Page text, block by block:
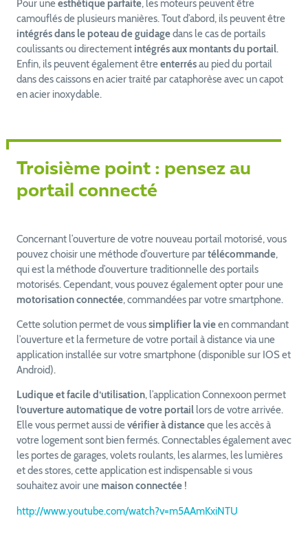
Pour uneesthétique parfaite, les moteurs peuvent être
camouflés de plusieurs manières. Tout d’abord, ils peuvent être
intégrés dans le poteau de guidagedans le cas de portails
coulissants ou directement intégrés aux montants du portail.
Enfin, ils peuvent également êtreenterrésau pied du portail
dans des caissons en acier traité par cataphorèse avec un capot
en acier inoxydable.
Troisième point : pensez au
portail connecté
Concernant l’ouverture de votre nouveau portail motorisé, vous
pouvez choisir une méthode d’ouverture partélécommande,
qui est la méthode d’ouverture traditionnelle des portails
motorisés. Cependant, vous pouvez également opter pour une
motorisation connectée, commandées par votre smartphone.
Cette solution permet de voussimplifier la vieen commandant
l’ouverture et la fermeture de votre portail à distance via une
application installée sur votre smartphone (disponible sur IOS et
Android).
Ludique et facile d’utilisation, l’application Connexoon permet
l’ouverture automatique de votre portail lors de votre arrivée.
Elle vous permet aussi devérifier à distanceque les accès à
votre logement sont bien fermés. Connectables également avec
les portes de garages, volets roulants, les alarmes, les lumières
et des stores, cette application est indispensable si vous
souhaitez avoir une maison connectée!
http://www.youtube.com/watch?v=m5AAmKxiNTU